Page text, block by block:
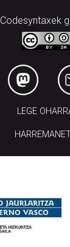
Codesyntaxek
LEGE